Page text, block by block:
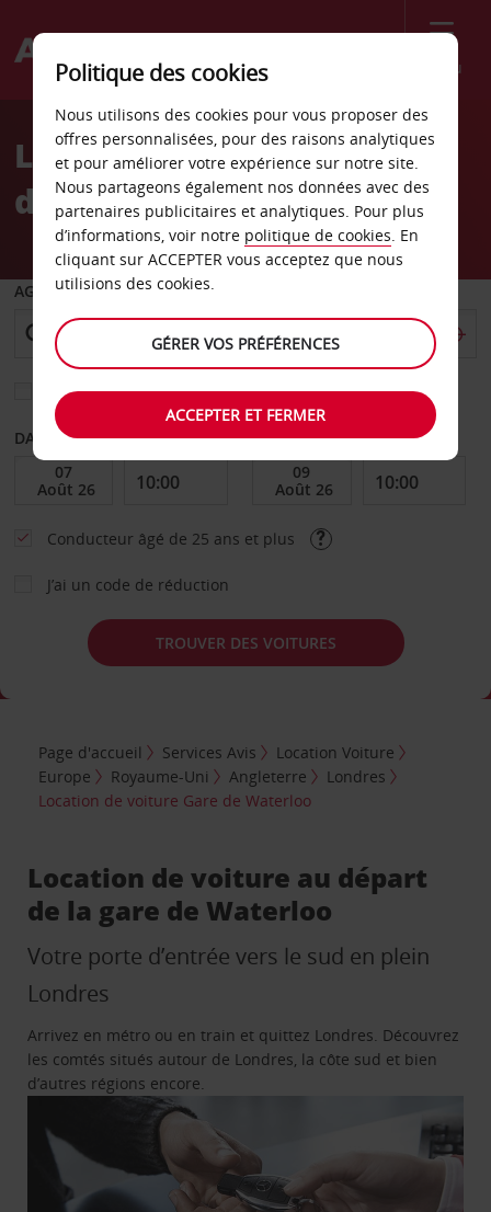
Menu
Welcome
AvisLocation de voiture Gare
de Waterloo
AGENCE DE DÉPART
Sélectionnez une autre agence de retour
DATE DE DÉBUT DATE DE FIN
Conducteur âgé de 25 ans et plus
J’ai un code de réduction
TROUVER DES VOITURES
Page d'accueil Services Avis
Location Voiture
Europe
Royaume-Uni Angleterre
Londres
Location de voiture Gare de Waterloo
Location de voiture au départ
de la gare de Waterloo
Votre porte d’entrée vers le sud en plein
Londres
Arrivez en métro ou en train et quittez Londres. Découvrez
les comtés situés autour de Londres, la côte sud et bien
d’autres régions encore.
Politique des cookies
Nous utilisons des cookies pour vous proposer des
offres personnalisées, pour des raisons analytiques
et pour améliorer votre expérience sur notre site.
Nous partageons également nos données avec des
partenaires publicitaires et analytiques. Pour plus
d’informations, voir notre politique de cookies. En
cliquant sur ACCEPTER vous acceptez que nous
utilisions des cookies.
GÉRER VOS PRÉFÉRENCES
ACCEPTER ET FERMER